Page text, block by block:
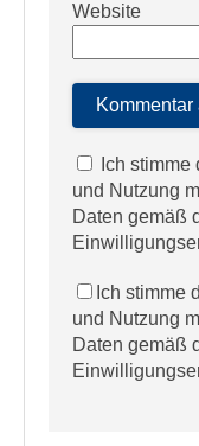
Website
Ich
und Nutzung
Daten gemäß
Ich stimme
und Nutzung
Daten gemäß